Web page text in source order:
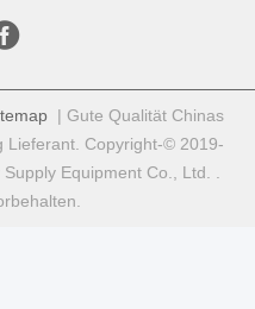
| Gute Qualität Chinas
Lieferant. Copyright-© 2019-
Equipment Co., Ltd. .